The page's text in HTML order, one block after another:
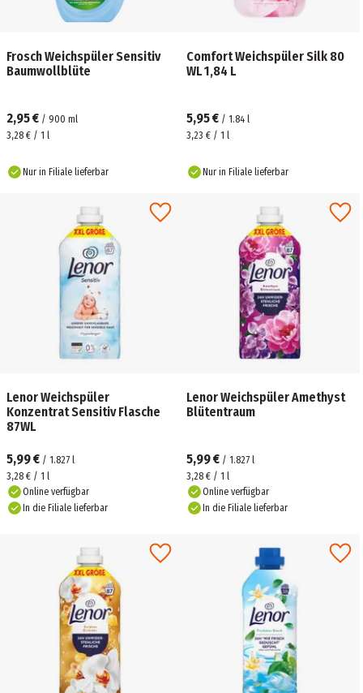
Frosch Weichspüler Sensitiv
Baumwollblüte
2,95 € / 900 ml
3,28 € / 1 l
Nur in Filiale lieferbar
Comfort Weichspüler Silk 80
WL 1,84 L
5,95 € / 1.84 l
3,23 € / 1 l
Nur in Filiale lieferbar
Lenor Weichspüler
Konzentrat Sensitiv Flasche
87WL
5,99 € / 1.827 l
3,28 € / 1 l
Online verfügbar
In die Filiale lieferbar
Lenor Weichspüler Amethyst
Blütentraum
5,99 € / 1.827 l
3,28 € / 1 l
Online verfügbar
In die Filiale lieferbar